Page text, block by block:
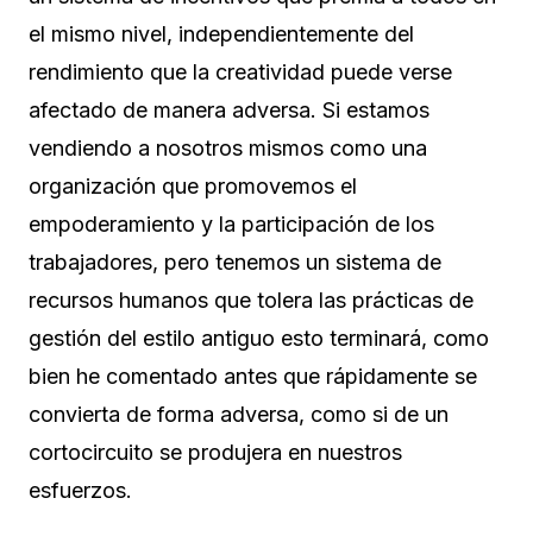
el mismo nivel, independientemente del
rendimiento que la creatividad puede verse
afectado de manera adversa. Si estamos
vendiendo a nosotros mismos como una
organización que promovemos el
empoderamiento y la participación de los
trabajadores, pero tenemos un sistema de
recursos humanos que tolera las prácticas de
gestión del estilo antiguo esto terminará, como
bien he comentado antes que rápidamente se
convierta de forma adversa, como si de un
cortocircuito se produjera en nuestros
esfuerzos.